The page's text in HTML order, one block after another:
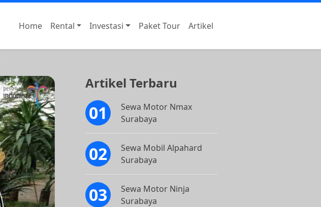
Home Rental Investasi Paket Tour Artikel
Artikel Terbaru
Sewa Motor Nmax
Surabaya
Sewa Mobil Alpahard
Surabaya
Sewa Motor Ninja
Surabaya